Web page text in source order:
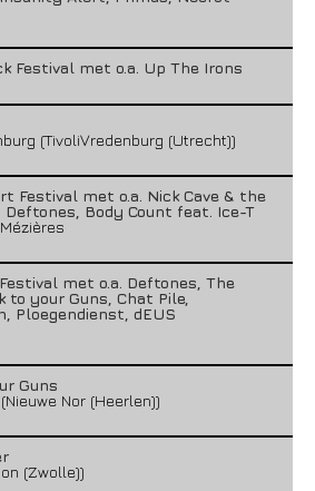
Festival met o.a. Up The Irons
(TivoliVredenburg (Utrecht))
Festival met o.a. Nick Cave & the
Deftones, Body Count feat. Ice-T
met o.a. Deftones, The
to your Guns, Chat Pile,
Ploegendienst, dEUS
Guns
Nor (Heerlen))
(Zwolle))